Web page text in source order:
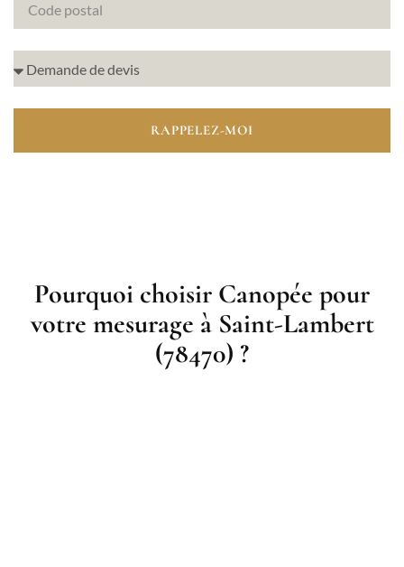
RAPPELEZ-MOI
Pourquoi choisir Canopée pour
votre mesurage à Saint-Lambert
(78470) ?